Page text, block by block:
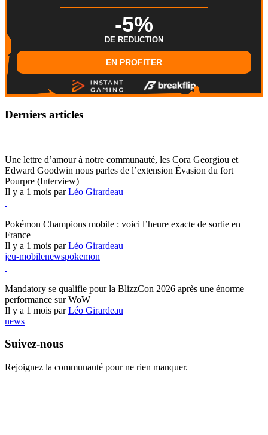
-5%
DE REDUCTION
EN PROFITER
Derniers articles
Une lettre d’amour à notre communauté, les Cora Georgiou et
Edward Goodwin nous parles de l’extension Évasion du fort
Pourpre (Interview)
Il y a 1 mois parLéo Girardeau
Pokémon Champions mobile : voici l’heure exacte de sortie en
France
Il y a 1 mois parLéo Girardeau
jeu-mobilenewspokemon
Mandatory se qualifie pour la BlizzCon 2026 après une énorme
performance sur WoW
Il y a 1 mois parLéo Girardeau
news
Suivez-nous
Rejoignez la communauté pour ne rien manquer.